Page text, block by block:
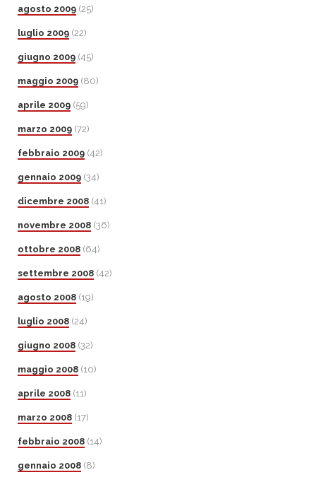
agosto 2009 (25)
luglio 2009 (22)
giugno 2009 (45)
maggio 2009 (80)
aprile 2009 (59)
marzo 2009 (72)
febbraio 2009 (42)
gennaio 2009 (34)
dicembre 2008 (41)
novembre 2008 (36)
ottobre 2008 (64)
settembre 2008 (42)
agosto 2008 (19)
luglio 2008 (24)
giugno 2008 (32)
maggio 2008 (10)
aprile 2008 (11)
marzo 2008 (17)
febbraio 2008 (14)
gennaio 2008 (8)